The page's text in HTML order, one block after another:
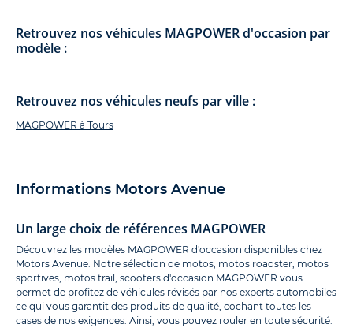
Retrouvez nos véhicules MAGPOWER d'occasion par
modèle :
Retrouvez nos véhicules neufs par ville :
MAGPOWER à Tours
Informations Motors Avenue
Un large choix de références MAGPOWER
Découvrez les modèles MAGPOWER d'occasion disponibles chez
Motors Avenue. Notre sélection de motos, motos roadster, motos
sportives, motos trail, scooters d'occasion MAGPOWER vous
permet de profitez de véhicules révisés par nos experts automobiles
ce qui vous garantit des produits de qualité, cochant toutes les
cases de nos exigences. Ainsi, vous pouvez rouler en toute sécurité.